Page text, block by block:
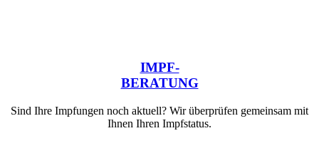
IMPF-
BERATUNG
Sind Ihre Impfungen noch aktuell? Wir überprüfen gemeinsam mit
Ihnen Ihren Impfstatus.